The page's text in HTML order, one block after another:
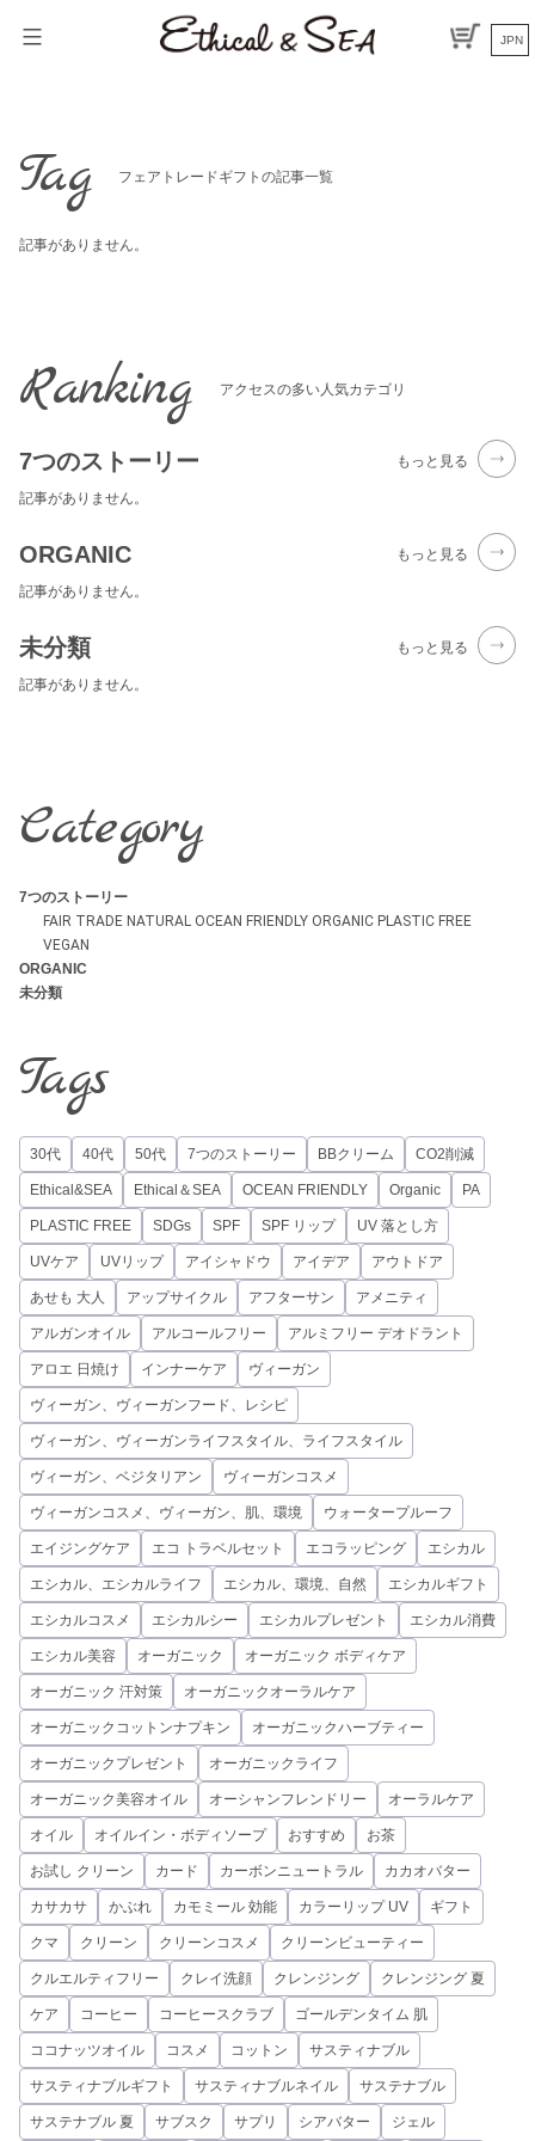
JPN
Tag フェアトレードギフトの記事一覧
記事がありません。
Ranking アクセスの多い人気カテゴリ
7つのストーリー もっと見る
記事がありません。
ORGANIC もっと見る
記事がありません。
未分類 もっと見る
記事がありません。
Category
7つのストーリー
FAIR TRADE NATURAL OCEAN FRIENDLY ORGANIC PLASTIC FREE
VEGAN
ORGANIC
未分類
Tags
30代 40代 50代 7つのストーリー BBクリーム CO2削減
Ethical&SEA Ethical＆SEA OCEAN FRIENDLY Organic PA
PLASTIC FREE SDGs SPF SPF リップ UV 落とし方
UVケア UVリップ アイシャドウ アイデア アウトドア
あせも 大人 アップサイクル アフターサン アメニティ
アルガンオイル アルコールフリー アルミフリー デオドラント
アロエ 日焼け インナーケア ヴィーガン
ヴィーガン、ヴィーガンフード、レシピ
ヴィーガン、ヴィーガンライフスタイル、ライフスタイル
ヴィーガン、ベジタリアン ヴィーガンコスメ
ヴィーガンコスメ、ヴィーガン、肌、環境 ウォータープルーフ
エイジングケア エコ トラベルセット エコラッピング エシカル
エシカル、エシカルライフ エシカル、環境、自然 エシカルギフト
エシカルコスメ エシカルシー エシカルプレゼント エシカル消費
エシカル美容 オーガニック オーガニック ボディケア
オーガニック 汗対策 オーガニックオーラルケア
オーガニックコットンナプキン オーガニックハーブティー
オーガニックプレゼント オーガニックライフ
オーガニック美容オイル オーシャンフレンドリー オーラルケア
オイル オイルイン・ボディソープ おすすめ お茶
お試し クリーン カード カーボンニュートラル カカオバター
カサカサ かぶれ カモミール 効能 カラーリップ UV ギフト
クマ クリーン クリーンコスメ クリーンビューティー
クルエルティフリー クレイ洗顔 クレンジング クレンジング 夏
ケア コーヒー コーヒースクラブ ゴールデンタイム 肌
ココナッツオイル コスメ コットン サスティナブル
サスティナブルギフト サスティナブルネイル サステナブル
サステナブル 夏 サブスク サプリ シアバター ジェル